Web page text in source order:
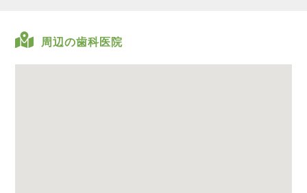
周辺の歯科医院